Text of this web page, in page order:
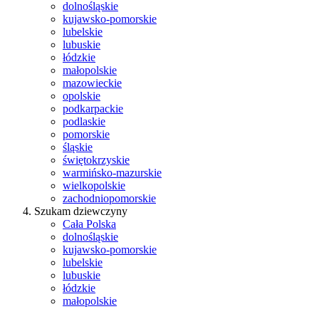
dolnośląskie
kujawsko-pomorskie
lubelskie
lubuskie
łódzkie
małopolskie
mazowieckie
opolskie
podkarpackie
podlaskie
pomorskie
śląskie
świętokrzyskie
warmińsko-mazurskie
wielkopolskie
zachodniopomorskie
Szukam dziewczyny
Cała Polska
dolnośląskie
kujawsko-pomorskie
lubelskie
lubuskie
łódzkie
małopolskie